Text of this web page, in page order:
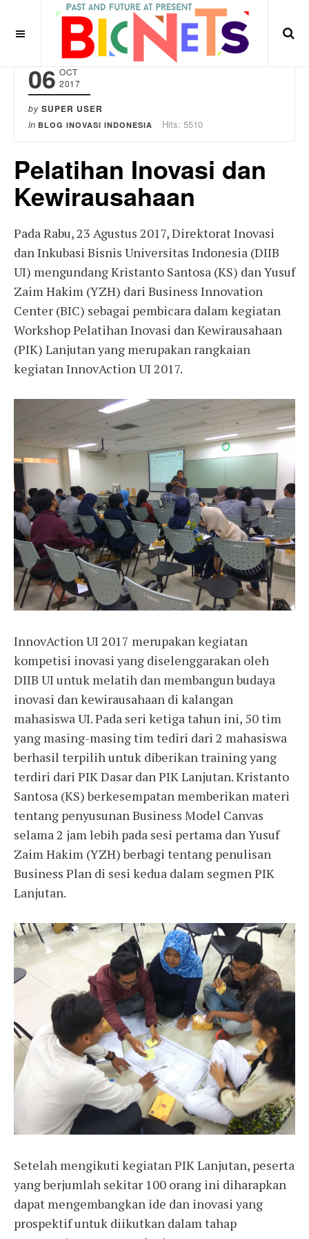
06 OCT
2017
by SUPER USER
in BLOG INOVASI INDONESIA Hits: 5510
Pelatihan Inovasi dan
Kewirausahaan
Pada Rabu, 23 Agustus 2017, Direktorat Inovasi
dan Inkubasi Bisnis Universitas Indonesia (DIIB
UI) mengundang Kristanto Santosa (KS) dan Yusuf
Zaim Hakim (YZH) dari Business Innovation
Center (BIC) sebagai pembicara dalam kegiatan
Workshop Pelatihan Inovasi dan Kewirausahaan
(PIK) Lanjutan yang merupakan rangkaian
kegiatan InnovAction UI 2017.
InnovAction UI 2017 merupakan kegiatan
kompetisi inovasi yang diselenggarakan oleh
DIIB UI untuk melatih dan membangun budaya
inovasi dan kewirausahaan di kalangan
mahasiswa UI. Pada seri ketiga tahun ini, 50 tim
yang masing-masing tim tediri dari 2 mahasiswa
berhasil terpilih untuk diberikan training yang
terdiri dari PIK Dasar dan PIK Lanjutan. Kristanto
Santosa (KS) berkesempatan memberikan materi
tentang penyusunan Business Model Canvas
selama 2 jam lebih pada sesi pertama dan Yusuf
Zaim Hakim (YZH) berbagi tentang penulisan
Business Plan di sesi kedua dalam segmen PIK
Lanjutan.
Setelah mengikuti kegiatan PIK Lanjutan, peserta
yang berjumlah sekitar 100 orang ini diharapkan
dapat mengembangkan ide dan inovasi yang
prospektif untuk diikutkan dalam tahap